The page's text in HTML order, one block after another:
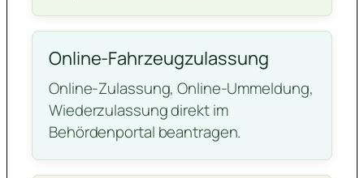
Online-Fahrzeugzulassung
Online-Zulassung, Online-Ummeldung,
Wiederzulassung direkt im
Behördenportal beantragen.